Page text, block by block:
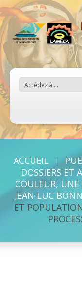
ACCUEIL
DOSSIERS ET
COULEUR, UNE
JEAN-LUC
ET